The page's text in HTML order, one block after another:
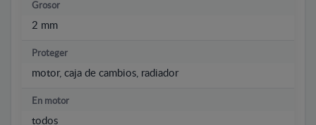
Grosor
2 mm
Proteger
motor, caja de cambios, radiador
En motor
todos